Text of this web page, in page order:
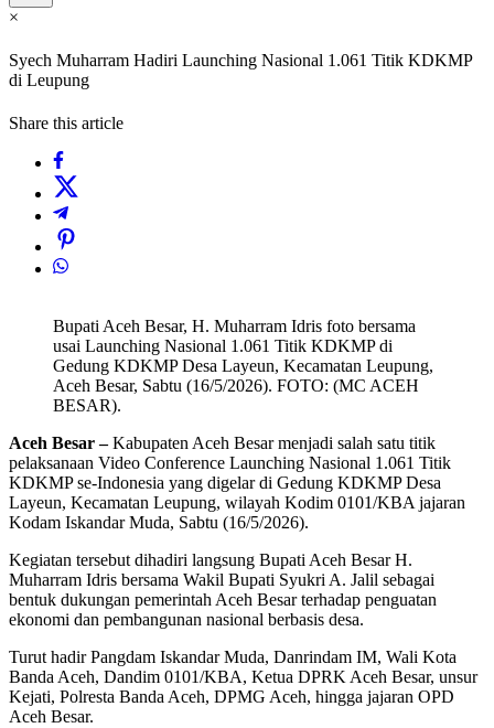
×
Syech Muharram Hadiri Launching Nasional 1.061 Titik KDKMP
di Leupung
Share this article
Bupati Aceh Besar, H. Muharram Idris foto bersama
usai Launching Nasional 1.061 Titik KDKMP di
Gedung KDKMP Desa Layeun, Kecamatan Leupung,
Aceh Besar, Sabtu (16/5/2026). FOTO: (MC ACEH
BESAR).
Aceh Besar –Kabupaten Aceh Besar menjadi salah satu titik
pelaksanaan Video Conference Launching Nasional 1.061 Titik
KDKMP se-Indonesia yang digelar di Gedung KDKMP Desa
Layeun, Kecamatan Leupung, wilayah Kodim 0101/KBA jajaran
Kodam Iskandar Muda, Sabtu (16/5/2026).
Kegiatan tersebut dihadiri langsung Bupati Aceh Besar H.
Muharram Idris bersama Wakil Bupati Syukri A. Jalil sebagai
bentuk dukungan pemerintah Aceh Besar terhadap penguatan
ekonomi dan pembangunan nasional berbasis desa.
Turut hadir Pangdam Iskandar Muda, Danrindam IM, Wali Kota
Banda Aceh, Dandim 0101/KBA, Ketua DPRK Aceh Besar, unsur
Kejati, Polresta Banda Aceh, DPMG Aceh, hingga jajaran OPD
Aceh Besar.